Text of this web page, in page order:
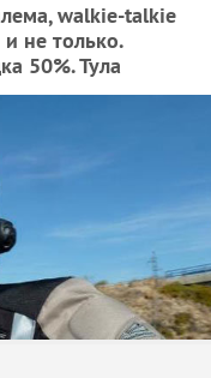
walkie-talkie
не только.
50%. Тула